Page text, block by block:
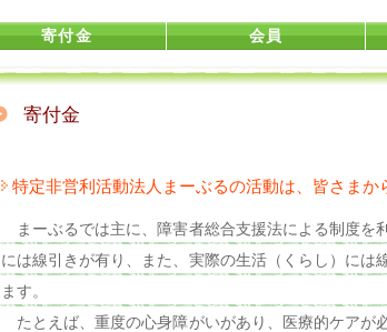
寄付金 会員
寄付金
特定非営利活動法人まーぶるの活動は、皆さまか
まーぶるでは主に、障害者総合支援法による制度を
には線引きが有り、また、実際の生活（くらし）には
ます。
たとえば、重度の心身障がいがあり、医療的ケアが